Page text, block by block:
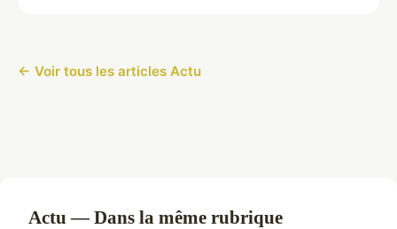
← Voir tous les articles Actu
Actu — Dans la même rubrique